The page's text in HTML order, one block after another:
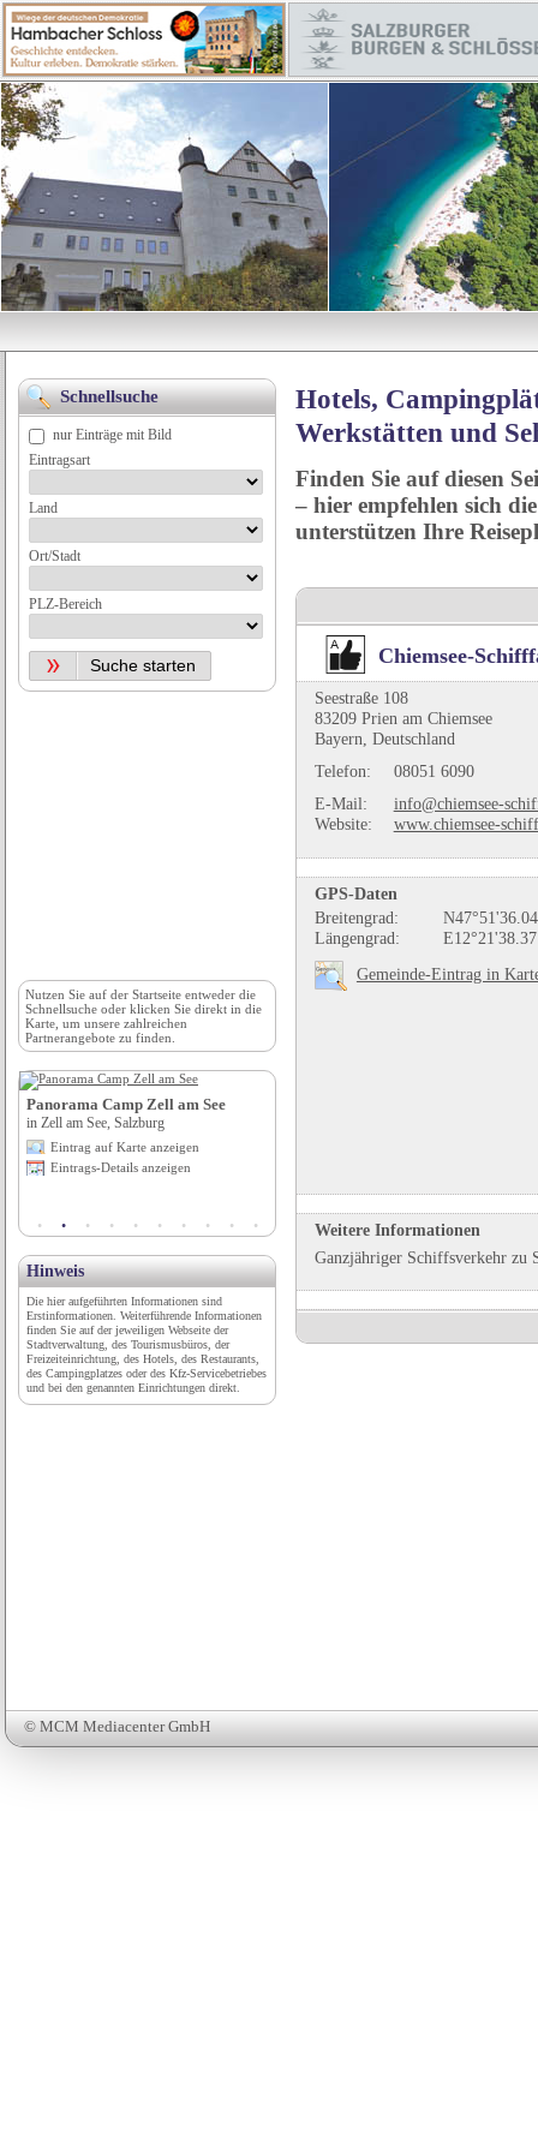
Hotels,
Werkstätten und
Finden Sie auf diesen
– hier empfehlen sich
unterstützen Ihre
Chiemsee-
Seestraße 108
83209 Prien am Chiemsee
Bayern, Deutschland
Telefon:
08051 6090
E-Mail:
info@chiemsee-
Website:
www.chiemsee-
GPS-Daten
Breitengrad:
N47°51'36.04
Längengrad:
E12°21'38.37
Gemeinde-Eintrag in
Weitere Informationen
Ganzjähriger Schiffsverkehr zu
© MCM Mediacenter GmbH
Schnellsuche
nur Einträge mit Bild
Eintragsart
Land
Ort/Stadt
PLZ-Bereich
Nutzen Sie auf der Startseite entweder die
Schnellsuche oder klicken Sie direkt in die
Karte, um unsere zahlreichen
Partnerangebote zu finden.
Panorama Camp Zell am See
in Zell am See, Salzburg
Eintrag auf Karte anzeigen
Eintrags-Details anzeigen
Hinweis
Die hier aufgeführten Informationen sind
Erstinformationen. Weiterführende Informationen
finden Sie auf der jeweiligen Webseite der
Stadtverwaltung, des Tourismusbüros, der
Freizeiteinrichtung, des Hotels, des Restaurants,
des Campingplatzes oder des Kfz-Servicebetriebes
und bei den genannten Einrichtungen direkt.